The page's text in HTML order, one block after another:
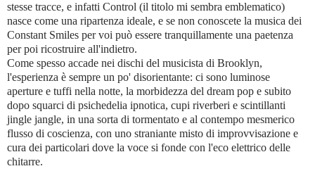
stesse tracce, e infatti Control (il titolo mi sembra emblematico)
nasce come una ripartenza ideale, e se non conoscete la musica dei
Constant Smiles per voi può essere tranquillamente una paetenza
per poi ricostruire all'indietro.
Come spesso accade nei dischi del musicista di Brooklyn,
l'esperienza è sempre un po' disorientante: ci sono luminose
aperture e tuffi nella notte, la morbidezza del dream pop e subito
dopo squarci di psichedelia ipnotica, cupi riverberi e scintillanti
jingle jangle, in una sorta di tormentato e al contempo mesmerico
flusso di coscienza, con uno straniante misto di improvvisazione e
cura dei particolari dove la voce si fonde con l'eco elettrico delle
chitarre.